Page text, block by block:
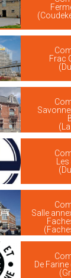
Frac
Salle
De